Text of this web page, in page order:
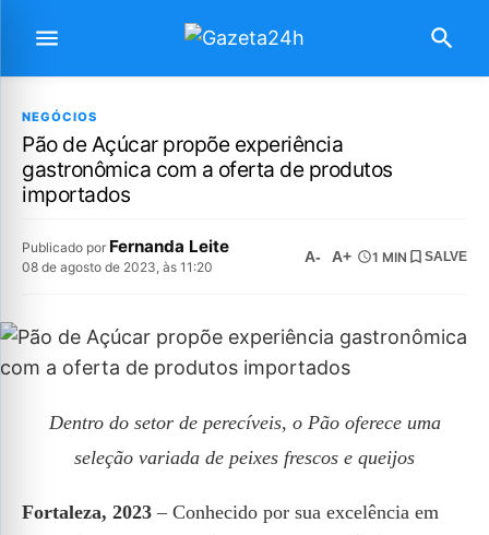
NEGÓCIOS
Pão de Açúcar propõe experiência
gastronômica com a oferta de produtos
importados
Publicado por Fernanda Leite
08 de agosto de 2023, às 11:20
A- A+ 1 MIN SALVE
Dentro do setor de perecíveis, o Pão oferece uma
seleção variada de peixes frescos e queijos
Fortaleza, 2023 – Conhecido por sua excelência em